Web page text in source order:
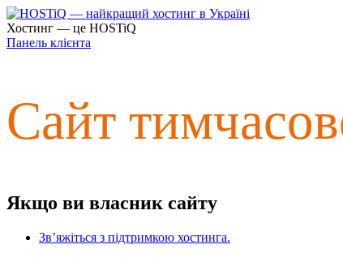
Хостинг — це HOSTiQ
Панель клієнта
Сайт
Якщо ви власник сайту
Зв’яжіться з підтримкою хостинга.